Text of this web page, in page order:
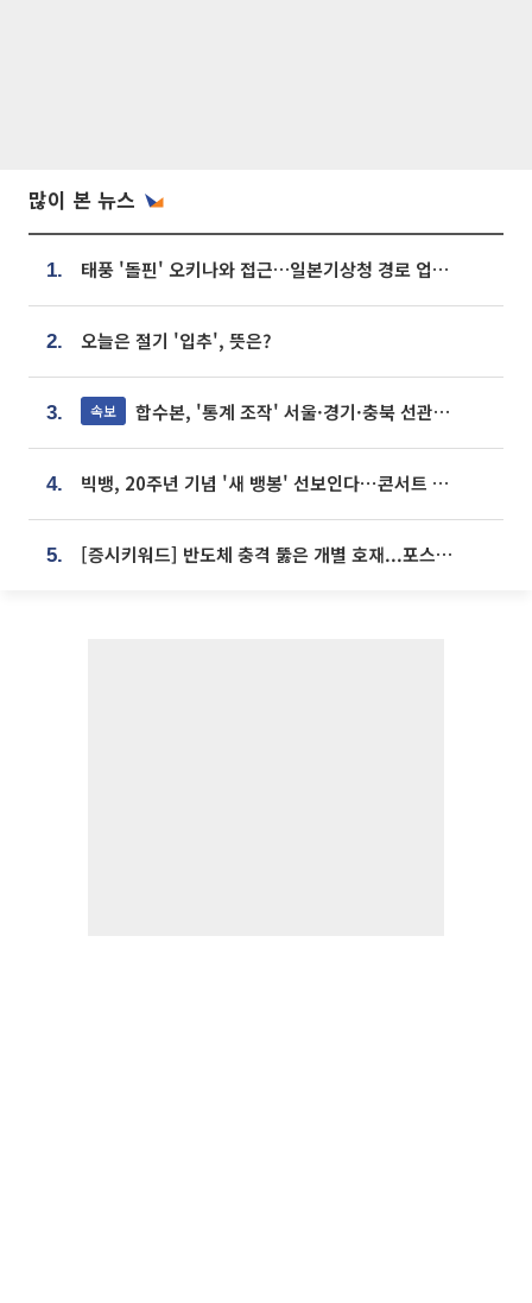
많이 본 뉴스
1. 태풍 '돌핀' 오키나와 접근…일본기상청 경로 업데이트
2. 오늘은 절기 '입추', 뜻은?
3. 속보 합수본, '통계 조작' 서울·경기·충북 선관위 등 추가 압수수색
4. 빅뱅, 20주년 기념 '새 뱅봉' 선보인다⋯콘서트 앞두고 팝업 개최
5. [증시키워드] 반도체 충격 뚫은 개별 호재...포스코퓨처엠·에코프로·한화솔루션 '눈길'